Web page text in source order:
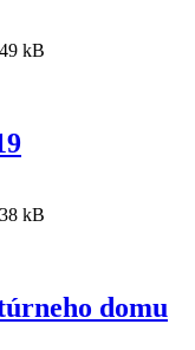
kB
kB
domu